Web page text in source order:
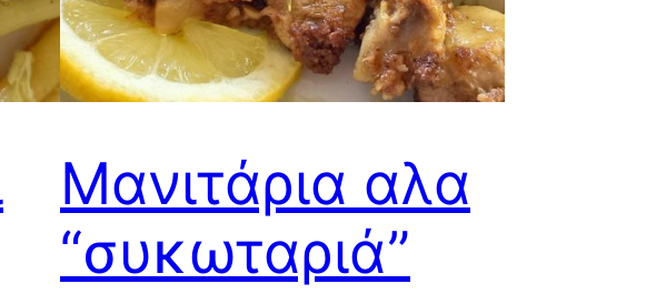
Μανιτάρια αλα
“συκωταριά”